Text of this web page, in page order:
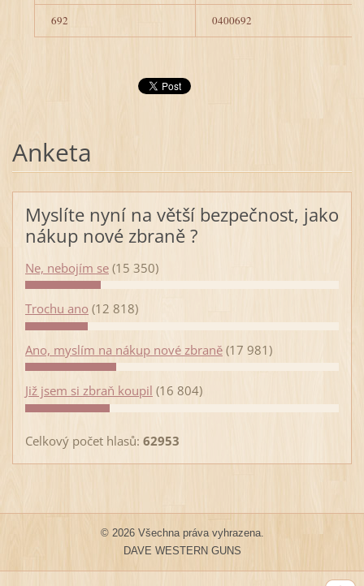
692 0400692
Anketa
Myslíte nyní na větší bezpečnost, jako
nákup nové zbraně ?
Ne, nebojím se (15 350)
Trochu ano (12 818)
Ano, myslím na nákup nové zbraně (17 981)
Již jsem si zbraň koupil (16 804)
Celkový počet hlasů: 62953
© 2026 Všechna práva vyhrazena.
DAVE WESTERN GUNS